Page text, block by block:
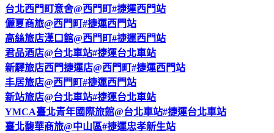
台北西門町意舍@西門町#捷運西門站
儷夏商旅@西門町#捷運西門站
高絲旅店漢口館@西門町#捷運西門站
君品酒店@台北車站#捷運台北車站
新驛旅店西門捷運店@西門町#捷運西門站
丰居旅店@西門町#捷運西門站
新站旅店@台北車站#捷運台北車站
YMCA臺北青年國際旅館@台北車站#捷運台北車站
臺北馥華商旅@中山區#捷運忠孝新生站